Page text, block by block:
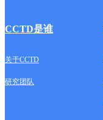
CCTD是谁
关于CCTD
研究团队